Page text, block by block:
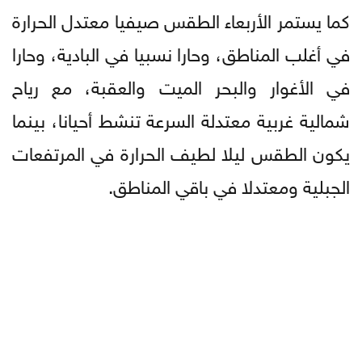
كما يستمر الأربعاء الطقس صيفيا معتدل الحرارة
في أغلب المناطق، وحارا نسبيا في البادية، وحارا
في الأغوار والبحر الميت والعقبة، مع رياح
شمالية غربية معتدلة السرعة تنشط أحيانا، بينما
يكون الطقس ليلا لطيف الحرارة في المرتفعات
الجبلية ومعتدلا في باقي المناطق.